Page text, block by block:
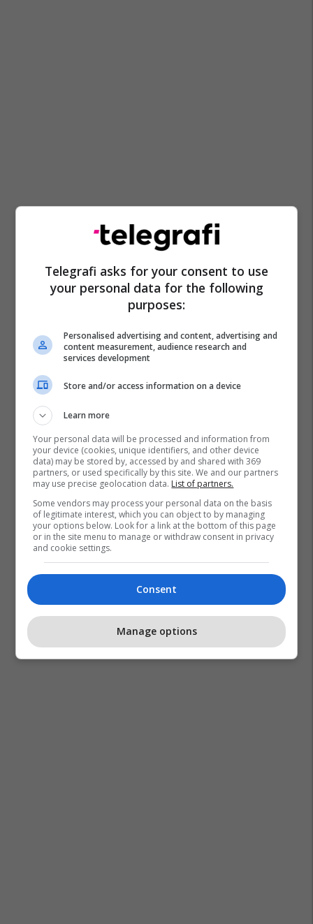
Telegrafi asks for your consent to use
your personal data for the following
purposes:
Personalised advertising and content, advertising and
content measurement, audience research and
services development
Store and/or access information on a device
Learn more
Your personal data will be processed and information from
your device (cookies, unique identifiers, and other device
data) may be stored by, accessed by and shared with 369
partners, or used specifically by this site. We and our partners
may use precise geolocation data. List of partners.
Some vendors may process your personal data on the basis
of legitimate interest, which you can object to by managing
your options below. Look for a link at the bottom of this page
or in the site menu to manage or withdraw consent in privacy
and cookie settings.
Consent
Manage options